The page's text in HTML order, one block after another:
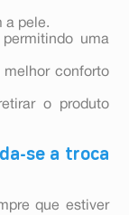
a pele.
uma
melhor conforto
o produto
se a troca
que estiver